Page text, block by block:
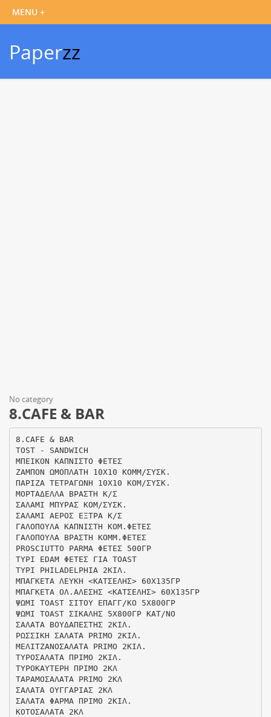
Paperzz
No category
8.CAFE & BAR
8.CAFE & BAR
TOST - SANDWICH
ΜΠΕΙΚΟΝ ΚΑΠΝΙΣΤΟ ΦΕΤΕΣ
ΖΑΜΠΟΝ ΩΜΟΠΛΑΤΗ 10Χ10 ΚΟΜΜ/ΣΥΣΚ.
ΠΑΡΙΖΑ ΤΕΤΡΑΓΩΝΗ 10Χ10 ΚΟΜ/ΣΥΣΚ.
ΜΟΡΤΑΔΕΛΛΑ ΒΡΑΣΤΗ Κ/Σ
ΣΑΛΑΜΙ ΜΠΥΡΑΣ ΚΟΜ/ΣΥΣΚ.
ΣΑΛΑΜΙ ΑΕΡΟΣ ΕΞΤΡΑ Κ/Σ
ΓΑΛΟΠΟΥΛΑ ΚΑΠΝΙΣΤΗ ΚΟΜ.ΦΕΤΕΣ
ΓΑΛΟΠΟΥΛΑ ΒΡΑΣΤΗ ΚΟΜΜ.ΦΕΤΕΣ
PROSCIUTTO PARMA ΦΕΤΕΣ 500ΓΡ
ΤΥΡΙ EDAM ΦΕΤΕΣ ΓΙΑ TOAST
ΤΥΡΙ PHILADELPHIA 2ΚΙΛ.
ΜΠΑΓΚΕΤΑ ΛΕΥΚΗ <ΚΑΤΣΕΛΗΣ> 60Χ135ΓΡ
ΜΠΑΓΚΕΤΑ ΟΛ.ΑΛΕΣΗΣ <ΚΑΤΣΕΛΗΣ> 60Χ135ΓΡ
ΨΩΜΙ TOAST ΣΙΤΟΥ ΕΠΑΓΓ/ΚΟ 5Χ800ΓΡ
ΨΩΜΙ TOAST ΣΙΚΑΛΗΣ 5Χ800ΓΡ ΚΑΤ/ΝΟ
ΣΑΛΑΤΑ ΒΟΥΔΑΠΕΣΤΗΣ 2ΚΙΛ.
ΡΩΣΣΙΚΗ ΣΑΛΑΤΑ PRIMO 2ΚΙΛ.
ΜΕΛΙΤΖΑΝΟΣΑΛΑΤΑ PRIMO 2ΚΙΛ.
ΤΥΡΟΣΑΛΑΤΑ ΠΡΙΜΟ 2ΚΙΛ.
ΤΥΡΟΚΑΥΤΕΡΗ ΠΡΙΜΟ 2ΚΛ
ΤΑΡΑΜΟΣΑΛΑΤΑ PRIMO 2ΚΛ
ΣΑΛΑΤΑ ΟΥΓΓΑΡΙΑΣ 2ΚΛ
ΣΑΛΑΤΑ ΦΑΡΜΑ ΠΡΙΜΟ 2ΚΙΛ.
ΚΟΤΟΣΑΛΑΤΑ 2ΚΛ